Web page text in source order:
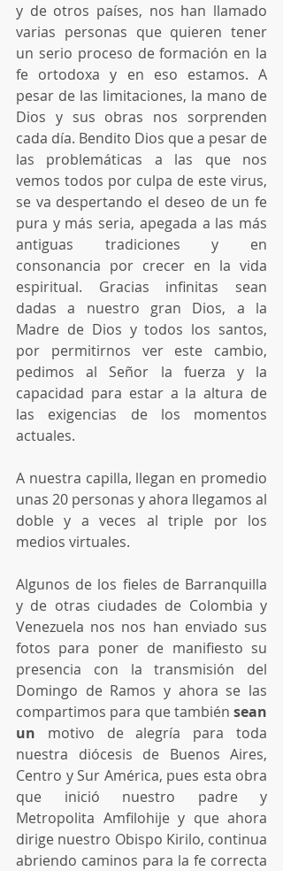
y de otros países, nos han llamado
varias personas que quieren tener
un serio proceso de formación en la
fe ortodoxa y en eso estamos. A
pesar de las limitaciones, la mano de
Dios y sus obras nos sorprenden
cada día. Bendito Dios que a pesar de
las problemáticas a las que nos
vemos todos por culpa de este virus,
se va despertando el deseo de un fe
pura y más seria, apegada a las más
antiguas tradiciones y en
consonancia por crecer en la vida
espiritual. Gracias infinitas sean
dadas a nuestro gran Dios, a la
Madre de Dios y todos los santos,
por permitirnos ver este cambio,
pedimos al Señor la fuerza y la
capacidad para estar a la altura de
las exigencias de los momentos
actuales.
A nuestra capilla, llegan en promedio
unas 20 personas y ahora llegamos al
doble y a veces al triple por los
medios virtuales.
Algunos de los fieles de Barranquilla
y de otras ciudades de Colombia y
Venezuela nos nos han enviado sus
fotos para poner de manifiesto su
presencia con la transmisión del
Domingo de Ramos y ahora se las
compartimos para que también sean
un motivo de alegría para toda
nuestra diócesis de Buenos Aires,
Centro y Sur América, pues esta obra
que inició nuestro padre y
Metropolita Amfilohije y que ahora
dirige nuestro Obispo Kirilo, continua
abriendo caminos para la fe correcta